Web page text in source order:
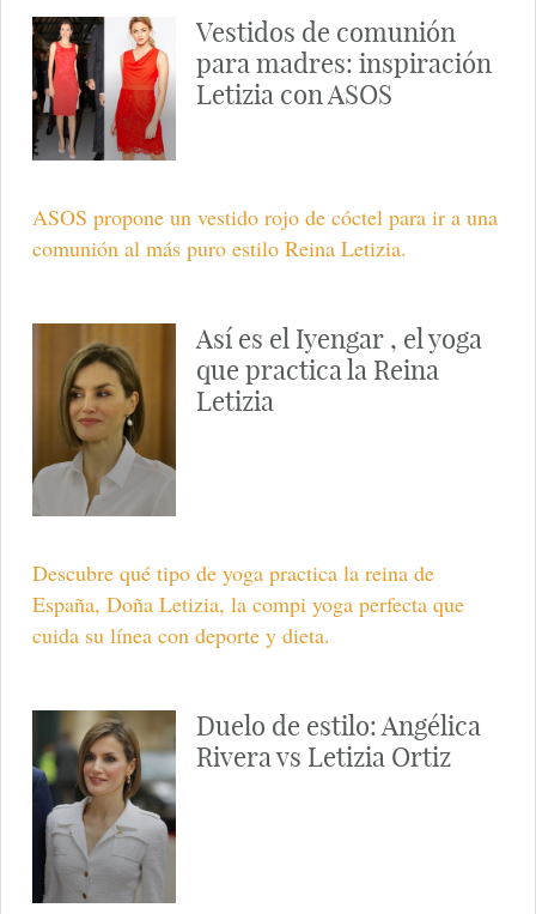
Vestidos de comunión
para madres: inspiración
Letizia con ASOS
ASOS propone un vestido rojo de cóctel para ir a una
comunión al más puro estilo Reina Letizia.
Así es el Iyengar , el yoga
que practica la Reina
Letizia
Descubre qué tipo de yoga practica la reina de
España, Doña Letizia, la compi yoga perfecta que
cuida su línea con deporte y dieta.
Duelo de estilo: Angélica
Rivera vs Letizia Ortiz